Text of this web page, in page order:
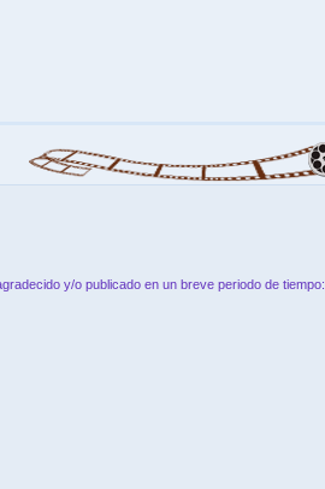
y/o publicado en un breve periodo de tiempo: